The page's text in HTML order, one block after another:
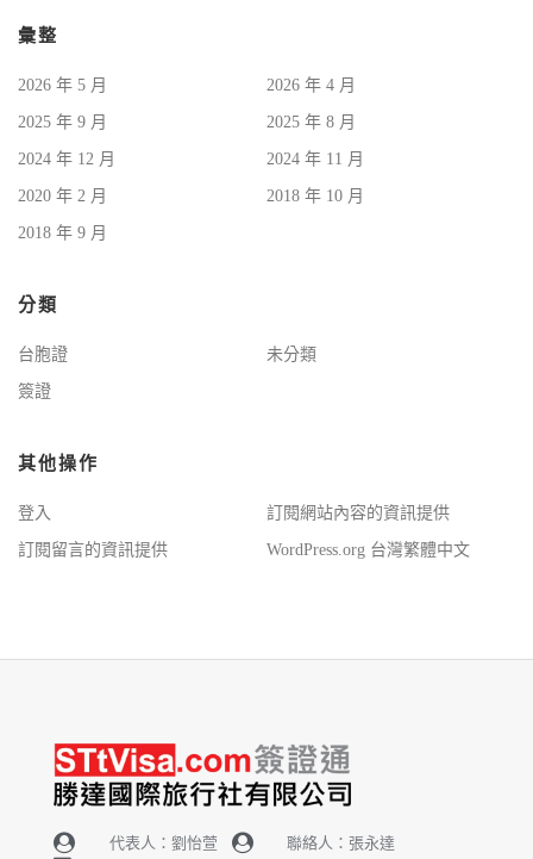
彙整
2026 年 5 月 2026 年 4 月
2025 年 9 月 2025 年 8 月
2024 年 12 月 2024 年 11 月
2020 年 2 月 2018 年 10 月
2018 年 9 月
分類
台胞證 未分類
簽證
其他操作
登入 訂閱網站內容的資訊提供
訂閱留言的資訊提供 WordPress.org 台灣繁體中文
代表人：劉怡萱
聯絡人：張永達